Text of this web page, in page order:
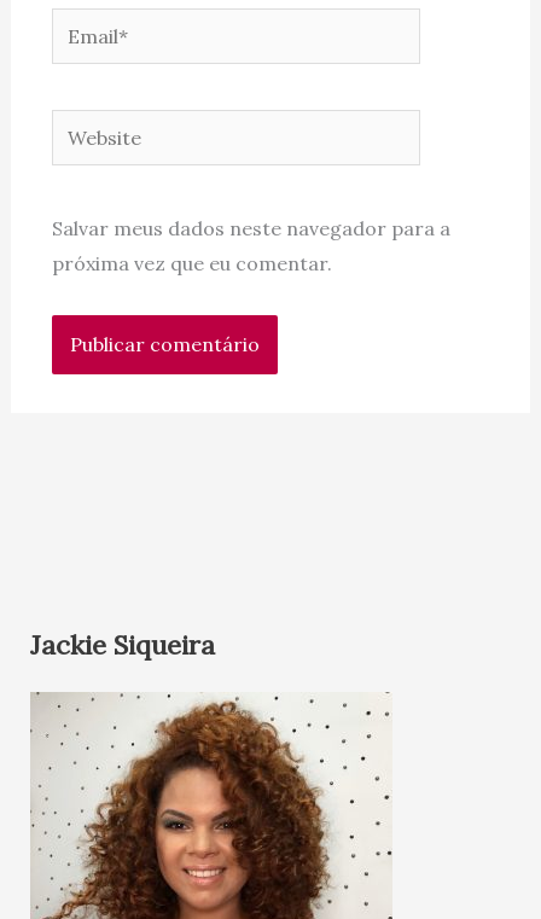
Email*
Website
Salvar meus dados neste navegador para a
próxima vez que eu comentar.
Jackie Siqueira